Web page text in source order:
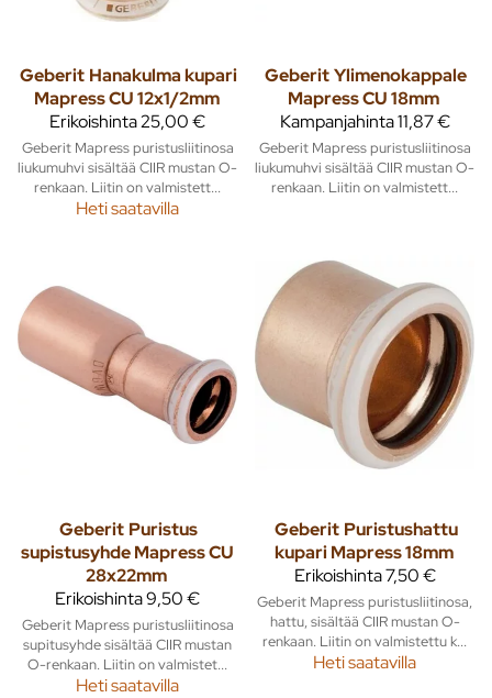
Geberit Hanakulma kupari
Mapress CU 12x1/2mm
Erikoishinta25,00 €
Geberit Mapress puristusliitinosa
liukumuhvi sisältää CIIR mustan O-
renkaan. Liitin on valmistett...
Heti saatavilla
GeberitYlimenokappale
Mapress CU 18mm
Kampanjahinta11,87 €
Geberit Mapress puristusliitinosa
liukumuhvi sisältää CIIR mustan O-
renkaan. Liitin on valmistett...
Geberit Puristus
supistusyhde Mapress CU
28x22mm
Erikoishinta9,50 €
Geberit Mapress puristusliitinosa
supitusyhde sisältää CIIR mustan
O-renkaan. Liitin on valmistet...
Heti saatavilla
Geberit Puristushattu
kupari Mapress 18mm
Erikoishinta7,50 €
Geberit Mapress puristusliitinosa,
hattu, sisältää CIIR mustan O-
renkaan. Liitin on valmistettu k...
Heti saatavilla